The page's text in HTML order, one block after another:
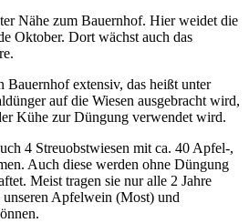
Nähe zum Bauernhof. Hier weidet die
Oktober. Dort wächst auch das
Bauernhof extensiv, das heißt unter
auf die Wiesen ausgebracht wird,
Kühe zur Düngung verwendet wird.
4 Streuobstwiesen mit ca. 40 Apfel-,
Auch diese werden ohne Düngung
Meist tragen sie nur alle 2 Jahre
Apfelwein (Most) und